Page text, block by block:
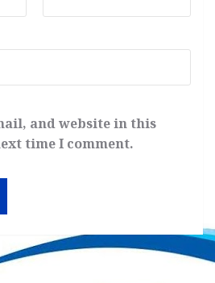
and website in this
time I comment.